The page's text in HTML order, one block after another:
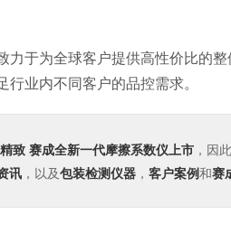
于为全球客户提供高性价比的整
业内不同客户的品控需求。
致 赛成全新一代摩擦系数仪上市 ，因
讯 ，以及包装检测仪器 ， 客户案例和赛